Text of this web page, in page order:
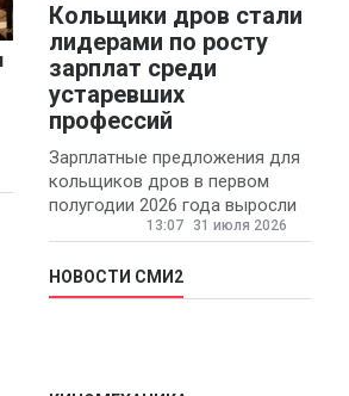
Кольщики дров стали
лидерами по росту
зарплат среди
устаревших
профессий
Зарплатные предложения для
кольщиков дров в первом
полугодии 2026 года выросли
на 58% - 62 тысяч рублей в
«Прайм».
13:07 31 июля 2026
НОВОСТИ СМИ2